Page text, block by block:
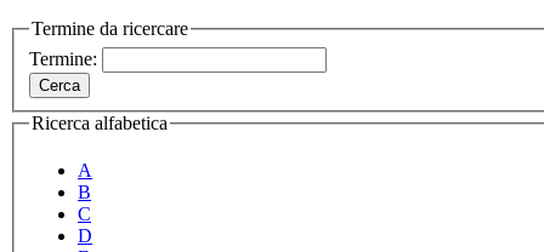
Termine da ricercare
Termine:
Ricerca alfabetica
A
B
C
D